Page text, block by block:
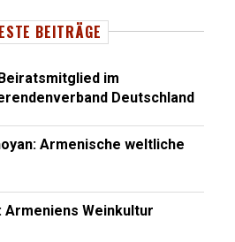
BEITRÄGE
im
Deutschland
Armenische weltliche
Armeniens Weinkultur